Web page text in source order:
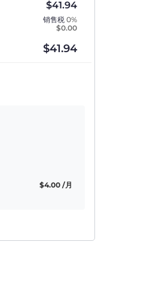
$41.94
销售税 0%
$0.00
$41.94
$4.00 /月